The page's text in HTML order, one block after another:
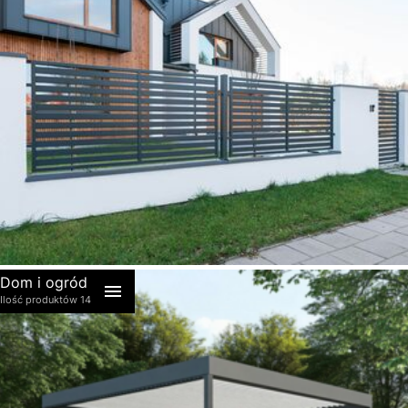
akcesoria
Dom i ogród
Ilość produktów 14